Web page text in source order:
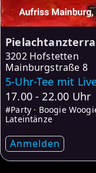
3202 Hofstetten
Mainburgstraße 8
5-Uhr-Tee mit
17.00 - 22.00 Uhr
#Party · Boogie
Lateintänze
Anmelden